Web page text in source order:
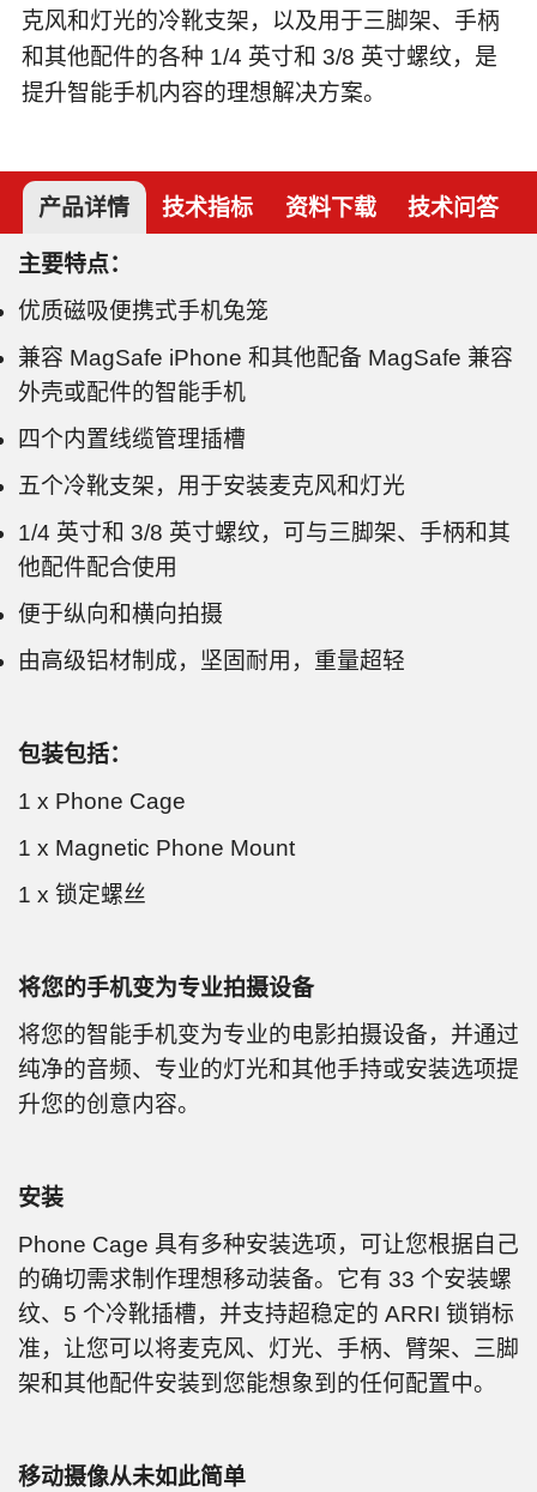
克风和灯光的冷靴支架，以及用于三脚架、手柄
和其他配件的各种 1/4 英寸和 3/8 英寸螺纹，是
提升智能手机内容的理想解决方案。
产品详情 技术指标 资料下载 技术问答
主要特点：
优质磁吸便携式手机兔笼
兼容 MagSafe iPhone 和其他配备 MagSafe 兼容
外壳或配件的智能手机
四个内置线缆管理插槽
五个冷靴支架，用于安装麦克风和灯光
1/4 英寸和 3/8 英寸螺纹，可与三脚架、手柄和其
他配件配合使用
便于纵向和横向拍摄
由高级铝材制成，坚固耐用，重量超轻
包装包括：
1 x Phone Cage
1 x Magnetic Phone Mount
1 x 锁定螺丝
将您的手机变为专业拍摄设备
将您的智能手机变为专业的电影拍摄设备，并通过
纯净的音频、专业的灯光和其他手持或安装选项提
升您的创意内容。
安装
Phone Cage 具有多种安装选项，可让您根据自己
的确切需求制作理想移动装备。它有 33 个安装螺
纹、5 个冷靴插槽，并支持超稳定的 ARRI 锁销标
准，让您可以将麦克风、灯光、手柄、臂架、三脚
架和其他配件安装到您能想象到的任何配置中。
移动摄像从未如此简单